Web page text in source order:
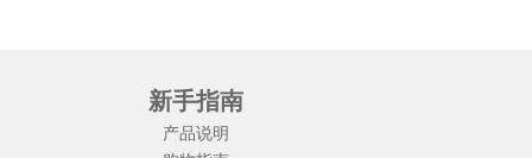
新手指南
产品说明